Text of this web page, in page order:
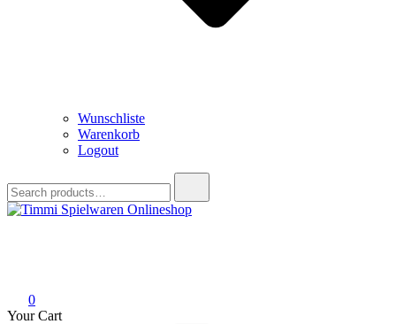
Wunschliste
Warenkorb
Logout
for:
0
Your Cart